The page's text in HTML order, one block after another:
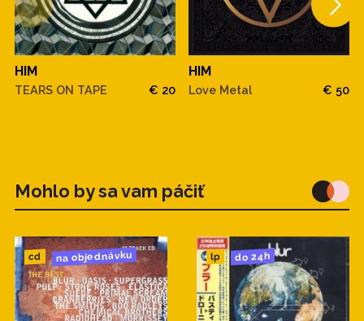
HIM
TEARS ON TAPE € 20
HIM
Love Metal € 50
Mohlo by sa vam páčiť
cd na objednávku lp do 24h